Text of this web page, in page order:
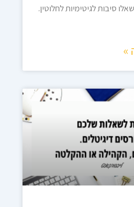
סיבות לגיטימיות לחלוטין.
»